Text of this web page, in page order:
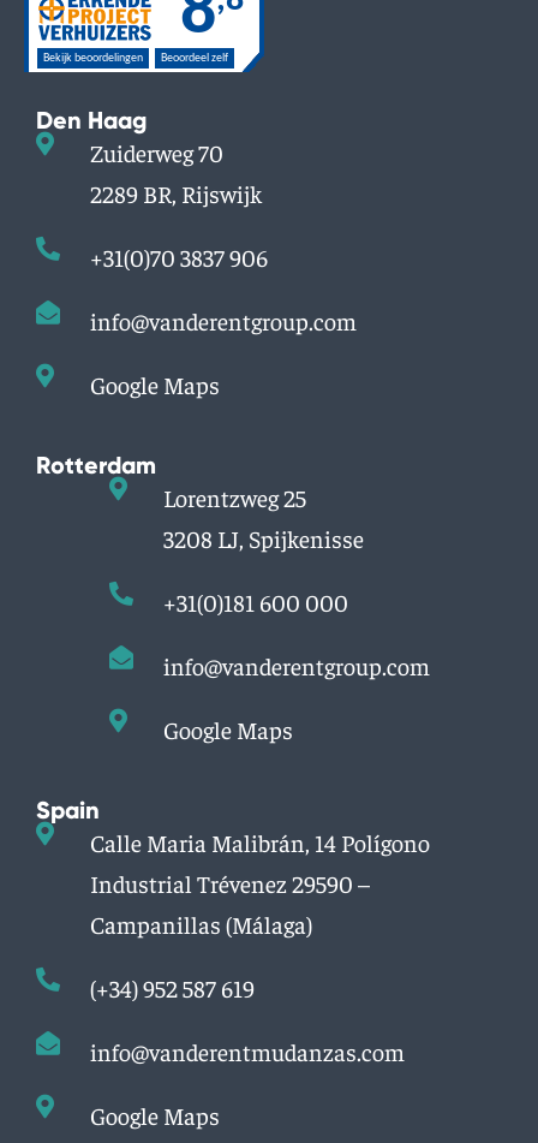
Den Haag
Zuiderweg 70
2289 BR, Rijswijk
+31(0)70 3837 906
info@vanderentgroup.com
Google Maps
Rotterdam
Lorentzweg 25
3208 LJ, Spijkenisse
+31(0)181 600 000
info@vanderentgroup.com
Google Maps
Spain
Calle Maria Malibrán, 14 Polígono
Industrial Trévenez 29590 –
Campanillas (Málaga)
(+34) 952 587 619
info@vanderentmudanzas.com
Google Maps